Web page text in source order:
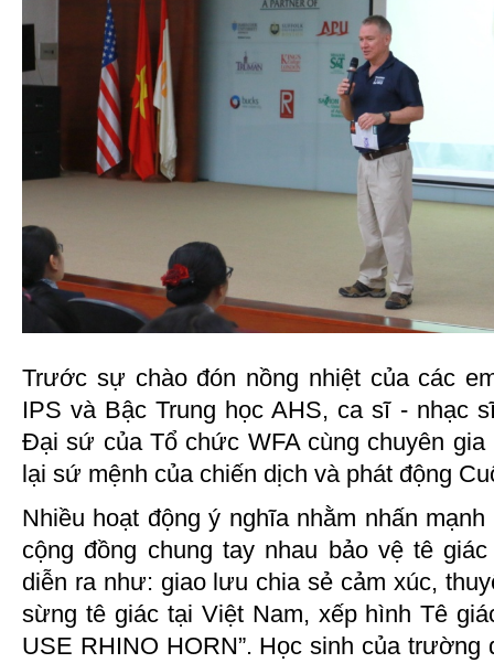
Trước sự chào đón nồng nhiệt của các
IPS và Bậc Trung học AHS, ca sĩ - nhạc
Đại sứ của Tổ chức WFA cùng chuyên gia
lại sứ mệnh của chiến dịch và phát động
Nhiều hoạt động ý nghĩa nhằm nhấn
cộng đồng chung tay nhau bảo vệ tê
diễn ra như: giao lưu chia sẻ cảm xúc,
sừng tê giác tại Việt Nam, xếp hình Tê
USE RHINO HORN”. Học sinh của trường